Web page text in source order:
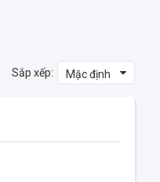
Sắp xếp: Mặc định